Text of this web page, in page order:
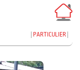
PARTICULIER